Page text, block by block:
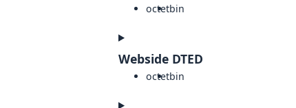
octetbin
Webside DTED
octetbin